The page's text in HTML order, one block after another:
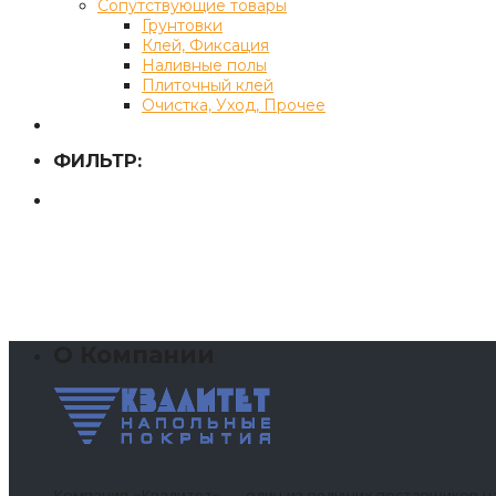
Сопутствующие товары
Грунтовки
Клей, Фиксация
Наливные полы
Плиточный клей
Очистка, Уход, Прочее
ФИЛЬТР: